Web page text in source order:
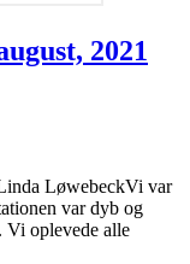
2021
LøwebeckVi var
var dyb og
Vi oplevede alle